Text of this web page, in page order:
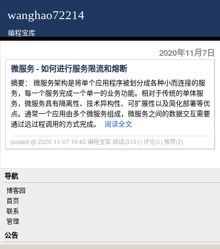
wanghao72214
编程宝库
2020年11月7日
微服务 - 如何进行服务限流和熔断
摘要： 微服务架构是将单个应用程序被划分成各种小而连接的服
务，每一个服务完成一个单一的业务功能。相对于传统的单体服
务，微服务具有隔离性、技术异构性、可扩展性以及简化部署等优
点。通常一个应用由多个微服务组成，微服务之间的数据交互需要
通过远过程调用的方式完成。
阅读全文
posted @ 2020-11-07 10:45 编程宝库 阅读(3151) 评论(1) 推荐(2)
导航
博客园
首页
联系
管理
公告